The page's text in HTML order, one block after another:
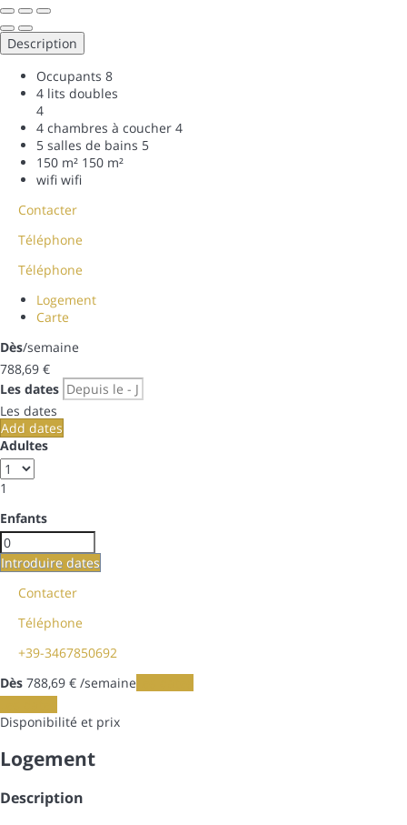
Description
Occupants 8
4 lits doubles
4
4 chambres à coucher 4
5 salles de bains 5
150 m² 150 m²
wifi wifi
Contacter
Téléphone
Téléphone
Logement
Carte
Dès/semaine
788,69 €
Les dates
Les dates
Add dates
Adultes
1
Enfants
Introduire dates
Contacter
Téléphone
+39-3467850692
Dès 788,69 € /semaine
Disponibilité et prix
Logement
Description